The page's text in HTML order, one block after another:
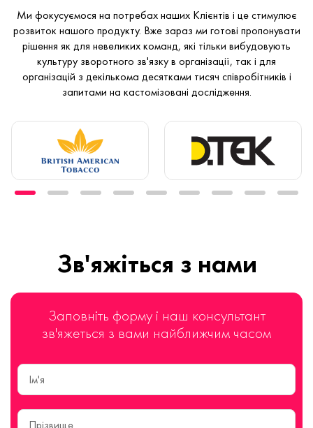
Ми фокусуємося на потребах наших Клієнтів і це стимулює
розвиток нашого продукту. Вже зараз ми готові пропонувати
рішення як для невеликих команд, які тільки вибудовують
культуру зворотного зв'язку в організації, так і для
організацій з декількома десятками тисяч співробітників і
запитами на кастомізовані дослідження.
Зв'яжіться з нами
Заповніть форму і наш консультант
зв'яжеться з вами найближчим часом